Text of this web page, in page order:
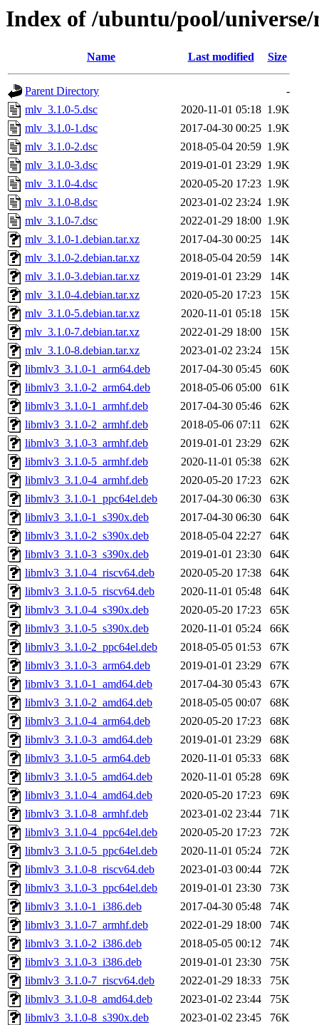
Index of /ubuntu/pool/
Name Last modified Size
Parent Directory
-
mlv_3.1.0-5.dsc
2020-11-01 05:18 1.9K
mlv_3.1.0-1.dsc
2017-04-30 00:25 1.9K
mlv_3.1.0-2.dsc
2018-05-04 20:59 1.9K
mlv_3.1.0-3.dsc
2019-01-01 23:29 1.9K
mlv_3.1.0-4.dsc
2020-05-20 17:23 1.9K
mlv_3.1.0-8.dsc
2023-01-02 23:24 1.9K
mlv_3.1.0-7.dsc
2022-01-29 18:00 1.9K
mlv_3.1.0-1.debian.tar.xz
2017-04-30 00:25
14K
mlv_3.1.0-2.debian.tar.xz
2018-05-04 20:59
14K
mlv_3.1.0-3.debian.tar.xz
2019-01-01 23:29
14K
mlv_3.1.0-4.debian.tar.xz
2020-05-20 17:23
15K
mlv_3.1.0-5.debian.tar.xz
2020-11-01 05:18
15K
mlv_3.1.0-7.debian.tar.xz
2022-01-29 18:00
15K
mlv_3.1.0-8.debian.tar.xz
2023-01-02 23:24
15K
libmlv3_3.1.0-1_arm64.deb
2017-04-30 05:45
60K
libmlv3_3.1.0-2_arm64.deb
2018-05-06 05:00
61K
libmlv3_3.1.0-1_armhf.deb
2017-04-30 05:46
62K
libmlv3_3.1.0-2_armhf.deb
2018-05-06 07:11
62K
libmlv3_3.1.0-3_armhf.deb
2019-01-01 23:29
62K
libmlv3_3.1.0-5_armhf.deb
2020-11-01 05:38
62K
libmlv3_3.1.0-4_armhf.deb
2020-05-20 17:23
62K
libmlv3_3.1.0-1_ppc64el.deb
2017-04-30 06:30
63K
libmlv3_3.1.0-1_s390x.deb
2017-04-30 06:30
64K
libmlv3_3.1.0-2_s390x.deb
2018-05-04 22:27
64K
libmlv3_3.1.0-3_s390x.deb
2019-01-01 23:30
64K
libmlv3_3.1.0-4_riscv64.deb
2020-05-20 17:38
64K
libmlv3_3.1.0-5_riscv64.deb
2020-11-01 05:48
64K
libmlv3_3.1.0-4_s390x.deb
2020-05-20 17:23
65K
libmlv3_3.1.0-5_s390x.deb
2020-11-01 05:24
66K
libmlv3_3.1.0-2_ppc64el.deb
2018-05-05 01:53
67K
libmlv3_3.1.0-3_arm64.deb
2019-01-01 23:29
67K
libmlv3_3.1.0-1_amd64.deb
2017-04-30 05:43
67K
libmlv3_3.1.0-2_amd64.deb
2018-05-05 00:07
68K
libmlv3_3.1.0-4_arm64.deb
2020-05-20 17:23
68K
libmlv3_3.1.0-3_amd64.deb
2019-01-01 23:29
68K
libmlv3_3.1.0-5_arm64.deb
2020-11-01 05:33
68K
libmlv3_3.1.0-5_amd64.deb
2020-11-01 05:28
69K
libmlv3_3.1.0-4_amd64.deb
2020-05-20 17:23
69K
libmlv3_3.1.0-8_armhf.deb
2023-01-02 23:44
71K
libmlv3_3.1.0-4_ppc64el.deb
2020-05-20 17:23
72K
libmlv3_3.1.0-5_ppc64el.deb
2020-11-01 05:24
72K
libmlv3_3.1.0-8_riscv64.deb
2023-01-03 00:44
72K
libmlv3_3.1.0-3_ppc64el.deb
2019-01-01 23:30
73K
libmlv3_3.1.0-1_i386.deb
2017-04-30 05:48
74K
libmlv3_3.1.0-7_armhf.deb
2022-01-29 18:00
74K
libmlv3_3.1.0-2_i386.deb
2018-05-05 00:12
74K
libmlv3_3.1.0-3_i386.deb
2019-01-01 23:30
75K
libmlv3_3.1.0-7_riscv64.deb
2022-01-29 18:33
75K
libmlv3_3.1.0-8_amd64.deb
2023-01-02 23:44
75K
libmlv3_3.1.0-8_s390x.deb
2023-01-02 23:45
76K